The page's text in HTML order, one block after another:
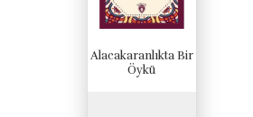
Alacakaranlıkta Bir
Öykü